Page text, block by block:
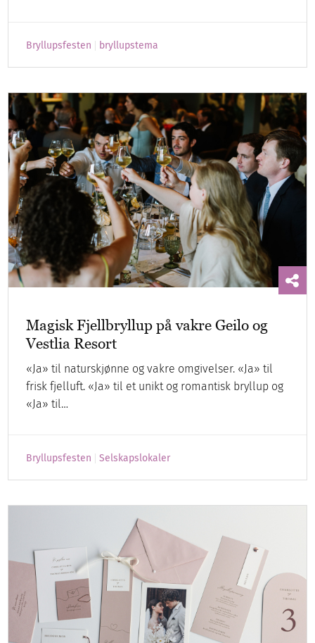
Bryllupsfesten bryllupstema
Magisk Fjellbryllup på vakre Geilo og
Vestlia Resort
«Ja» til naturskjønne og vakre omgivelser. «Ja» til
frisk fjelluft. «Ja» til et unikt og romantisk bryllup og
«Ja» til…
Bryllupsfesten Selskapslokaler